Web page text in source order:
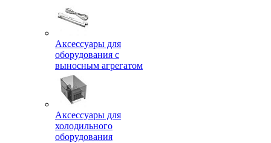
Аксессуары для
оборудования с
выносным агрегатом
Аксессуары для
холодильного
оборудования